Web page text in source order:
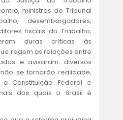
ministros do Tribunal
desembargadores,
fiscais do Trabalho,
duras críticas às
regem as relações entre
e avisaram: diversos
se tornarão realidade,
Constituição Federal e
dos quais o Brasil é